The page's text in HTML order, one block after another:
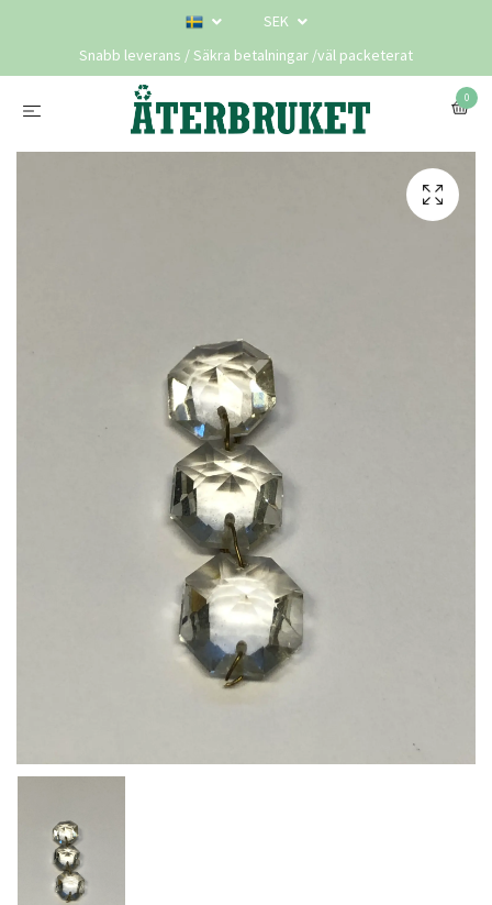
SEK
Snabb leverans / Säkra betalningar /väl packeterat
0